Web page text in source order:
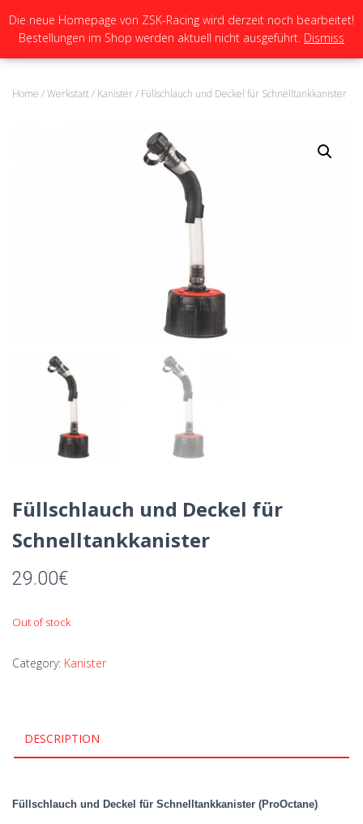
N
A
Home /Werkstatt/ Kanister/ Füllschlauch und Deckel für Schnelltankkanister
Füllschlauch und Deckel für
Schnelltankkanister
29.00€
Out of stock
Category: Kanister
DESCRIPTION
Füllschlauch und Deckel für Schnelltankkanister (ProOctane)
Die neue Homepage von ZSK-Racing wird derzeit noch bearbeitet!
Bestellungen im Shop werden aktuell nicht ausgeführt. Dismiss